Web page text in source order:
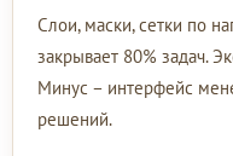
Слои, маски, сетки по
закрывает 80% задач.
Минус – интерфейс
решений.